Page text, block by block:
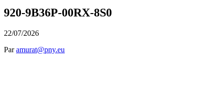
920-9B36P-00RX-8S0
22/07/2026
Par amurat@pny.eu